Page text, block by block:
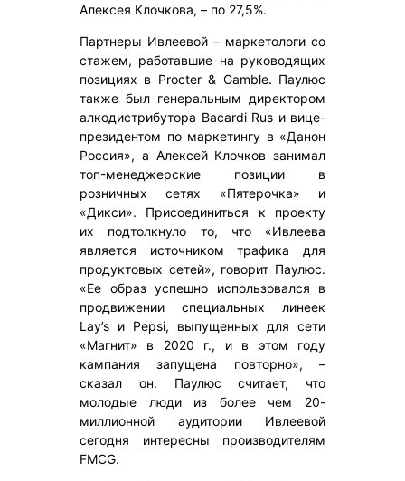
Алексея Клочкова, – по 27,5%.
Партнеры Ивлеевой – маркетологи со
стажем, работавшие на руководящих
позициях в Procter & Gamble. Паулюс
также был генеральным директором
алкодистрибутора Bacardi Rus и вице-
президентом по маркетингу в «Данон
Россия», а Алексей Клочков занимал
топ-менеджерские позиции в
розничных сетях «Пятерочка» и
«Дикси». Присоединиться к проекту
их подтолкнуло то, что «Ивлеева
является источником трафика для
продуктовых сетей», говорит Паулюс.
«Ее образ успешно использовался в
продвижении специальных линеек
Lay’s и Pepsi, выпущенных для сети
«Магнит» в 2020 г., и в этом году
кампания запущена повторно», –
сказал он. Паулюс считает, что
молодые люди из более чем 20-
миллионной аудитории Ивлеевой
сегодня интересны производителям
FMCG.